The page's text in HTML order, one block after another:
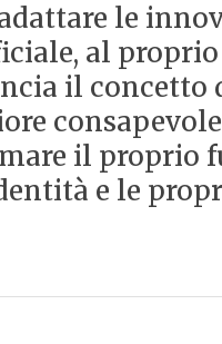
le
al
il concetto
il proprio
e le